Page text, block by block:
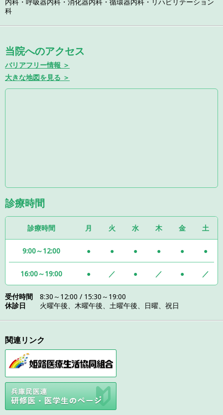
科
当院へのアクセス
バリアフリー情報 ＞
大きな地図を見る ＞
診療時間
診療時間 月 火 水 木 金 土
9:00～12:00 ● ● ● ● ● ●
16:00～19:00 ● ／ ● ／ ● ／
受付時間 8:30～12:00 / 15:30～19:00
休診日
火曜午後、木曜午後、土曜午後、日曜、祝日
関連リンク